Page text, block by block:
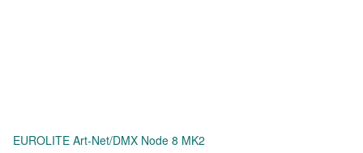
EUROLITE Art-Net/DMX Node 8 MK2